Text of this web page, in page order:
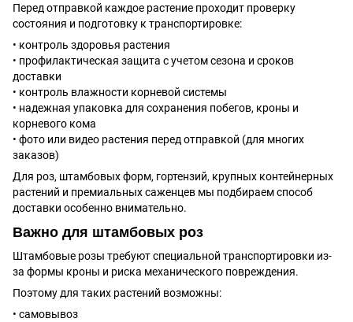
Перед отправкой каждое растение проходит проверку
состояния и подготовку к транспортировке:
• контроль здоровья растения
• профилактическая защита с учетом сезона и сроков
доставки
• контроль влажности корневой системы
• надежная упаковка для сохранения побегов, кроны и
корневого кома
• фото или видео растения перед отправкой (для многих
заказов)
Для роз, штамбовых форм, гортензий, крупных контейнерных
растений и премиальных саженцев мы подбираем способ
доставки особенно внимательно.
Важно для штамбовых роз
Штамбовые розы требуют специальной транспортировки из-
за формы кроны и риска механического повреждения.
Поэтому для таких растений возможны:
• самовывоз